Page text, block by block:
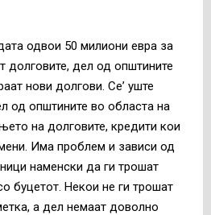
одвои 50 милиони евра за
долговите, дел од општините
нови долгови. Се’ уште
од општините во областа на
на долговите, кредити кои
Има проблем и зависи од
наменски да ги трошат
буцетот. Некои не ги трошат
а дел немаат доволно